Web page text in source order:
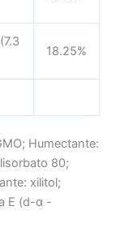
18.25%
Humectante:
80;
xilitol;
E (d-α -